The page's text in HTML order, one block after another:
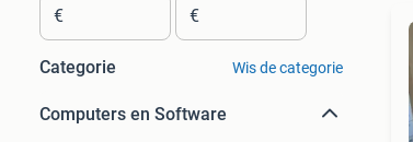
€ €
Categorie Wis de categorie
Computers en Software